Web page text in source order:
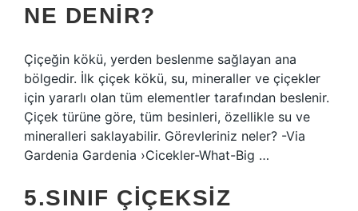
NE DENIR?
Çiçeğin kökü, yerden beslenme sağlayan ana
bölgedir. İlk çiçek kökü, su, mineraller ve çiçekler
için yararlı olan tüm elementler tarafından beslenir.
Çiçek türüne göre, tüm besinleri, özellikle su ve
mineralleri saklayabilir. Görevleriniz neler? -Via
Gardenia Gardenia ›Cicekler-What-Big …
5.SINIF ÇIÇEKSIZ